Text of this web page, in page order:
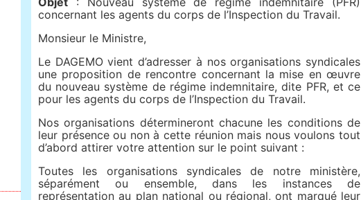
concernant les agents du corps de l’Inspection du Travail.
Monsieur le Ministre,
Le DAGEMO vient d’adresser à nos organisations syndicales
une proposition de rencontre concernant la mise en œuvre
du nouveau système de régime indemnitaire, dite PFR, et ce
pour les agents du corps de l’Inspection du Travail.
Nos organisations détermineront chacune les conditions de
leur présence ou non à cette réunion mais nous voulons tout
d’abord attirer votre attention sur le point suivant :
Toutes les organisations syndicales de notre ministère,
séparément ou ensemble, dans les instances de
représentation au plan national ou régional, ont marqué leur